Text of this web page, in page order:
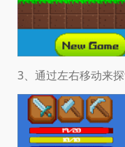
3、通过左右移动来